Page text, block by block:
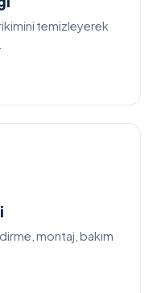
temizleyerek
montaj, bakım